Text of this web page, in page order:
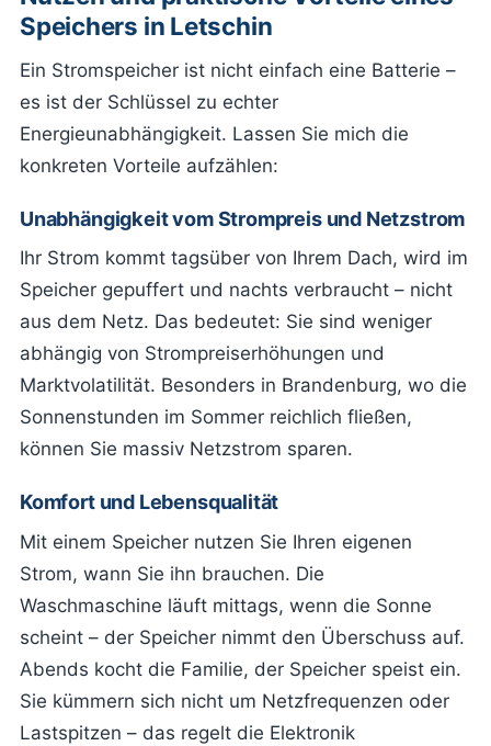
Speichers in Letschin
Ein Stromspeicher ist nicht einfach eine Batterie –
es ist der Schlüssel zu echter
Energieunabhängigkeit. Lassen Sie mich die
konkreten Vorteile aufzählen:
Unabhängigkeit vom Strompreis und Netzstrom
Ihr Strom kommt tagsüber von Ihrem Dach, wird im
Speicher gepuffert und nachts verbraucht – nicht
aus dem Netz. Das bedeutet: Sie sind weniger
abhängig von Strompreiserhöhungen und
Marktvolatilität. Besonders in Brandenburg, wo die
Sonnenstunden im Sommer reichlich fließen,
können Sie massiv Netzstrom sparen.
Komfort und Lebensqualität
Mit einem Speicher nutzen Sie Ihren eigenen
Strom, wann Sie ihn brauchen. Die
Waschmaschine läuft mittags, wenn die Sonne
scheint – der Speicher nimmt den Überschuss auf.
Abends kocht die Familie, der Speicher speist ein.
Sie kümmern sich nicht um Netzfrequenzen oder
Lastspitzen – das regelt die Elektronik